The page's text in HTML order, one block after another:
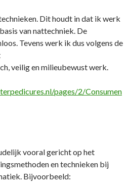
Dit houdt in dat ik werk
van nattechniek. De
Tevens werk ik dus volgens de
veilig en milieubewust werk.
pages/2/Consumen
vooral gericht op het
en technieken bij
Bijvoorbeeld: